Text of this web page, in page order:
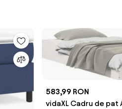
583,99 RON
vidaXL Cadru de pat